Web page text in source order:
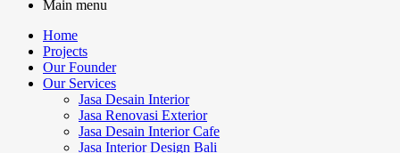
Main menu
Home
Projects
Our Founder
Our Services
Jasa Desain Interior
Jasa Renovasi Exterior
Jasa Desain Interior Cafe
Jasa Interior Design Bali